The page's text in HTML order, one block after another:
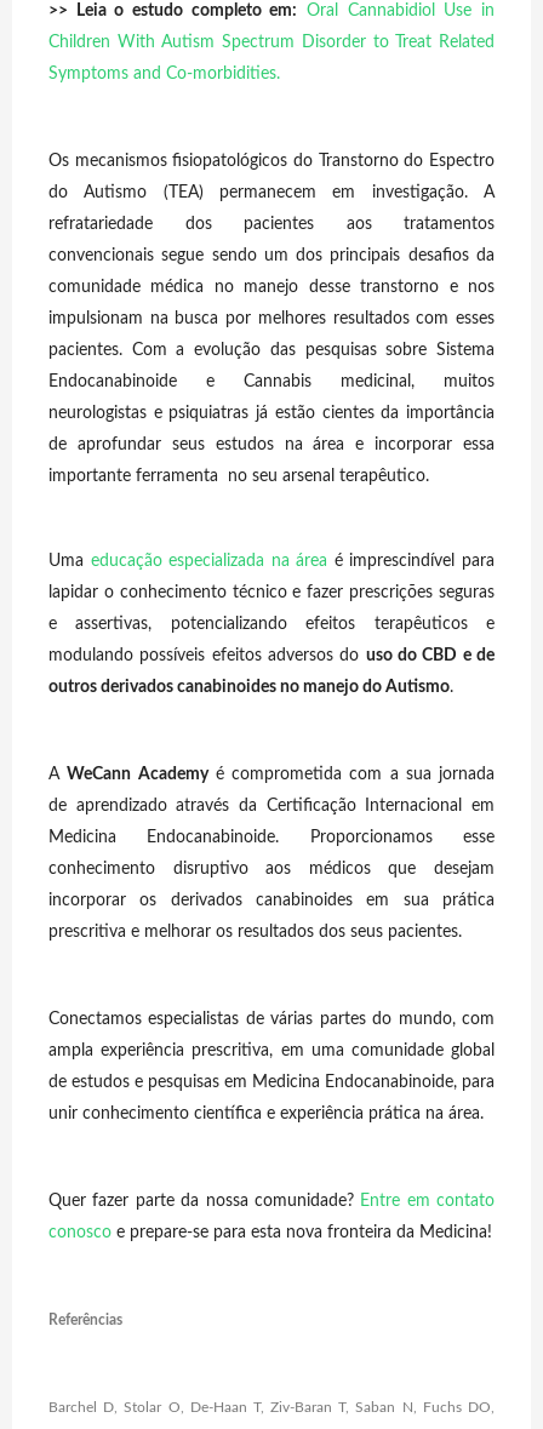
>> Leia o estudo completo em:
Oral Cannabidiol Use in
Children With Autism Spectrum Disorder to Treat Related
Symptoms and Co-morbidities.
Os mecanismos fisiopatológicos do Transtorno do Espectro
do Autismo (TEA) permanecem em investigação. A
refratariedade dos pacientes aos tratamentos
convencionais segue sendo um dos principais desafios da
comunidade médica no manejo desse transtorno e nos
impulsionam na busca por melhores resultados com esses
pacientes. Com a evolução das pesquisas sobre Sistema
Endocanabinoide e Cannabis medicinal, muitos
neurologistas e psiquiatras já estão cientes da importância
de aprofundar seus estudos na área e incorporar essa
importante ferramenta no seu arsenal terapêutico.
Uma educação especializada na área é imprescindível para
lapidar o conhecimento técnico e fazer prescrições seguras
e assertivas, potencializando efeitos terapêuticos e
modulando possíveis efeitos adversos do uso do CBD e de
outros derivados canabinoides no manejo do Autismo.
AWeCann Academyé comprometida com a sua jornada
de aprendizado através da Certificação Internacional em
Medicina Endocanabinoide. Proporcionamos esse
conhecimento disruptivo aos médicos que desejam
incorporar os derivados canabinoides em sua prática
prescritiva e melhorar os resultados dos seus pacientes.
Conectamos especialistas de várias partes do mundo, com
ampla experiência prescritiva, em uma comunidade global
de estudos e pesquisas em Medicina Endocanabinoide, para
unir conhecimento científica e experiência prática na área.
Quer fazer parte da nossa comunidade? Entre em contato
conosco e prepare-se para esta nova fronteira da Medicina!
Referências
Barchel D, Stolar O, De-Haan T, Ziv-Baran T, Saban N, Fuchs DO,